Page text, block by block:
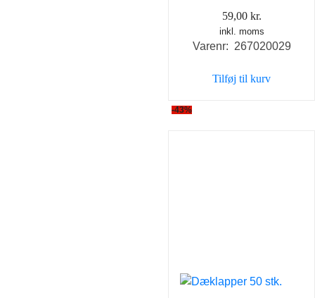
59,00 kr.
inkl. moms
Varenr: 267020029
Tilføj til kurv
-43%